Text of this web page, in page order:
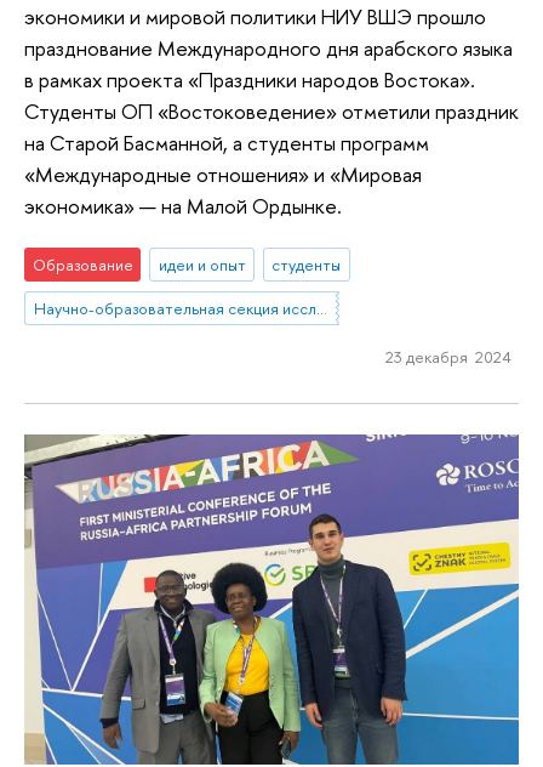
экономики и мировой политики НИУ ВШЭ прошло
празднование Международного дня арабского языка
в рамках проекта «Праздники народов Востока».
Студенты ОП «Востоковедение» отметили праздник
на Старой Басманной, а студенты программ
«Международные отношения» и «Мировая
экономика» — на Малой Ордынке.
Образование идеи и опыт
студенты
Научно-образовательная секция исследований Ближнего Востока и Северной Африки
23 декабря 2024